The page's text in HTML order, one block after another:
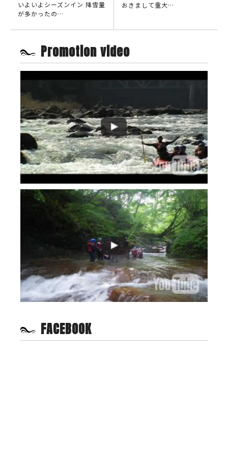
いよいよシーズンイン 降雪量
が多かったの…
おきまして重大…
Promotion video
FACEBOOK